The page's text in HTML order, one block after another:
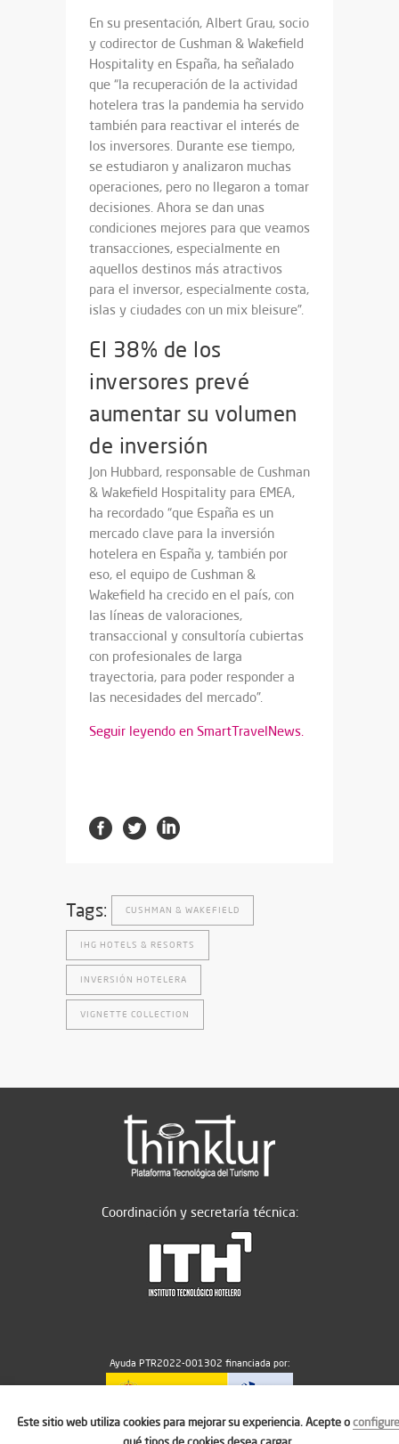
En su presentación, Albert Grau, socio
y codirector de Cushman & Wakefield
Hospitality en España, ha señalado
que “la recuperación de la actividad
hotelera tras la pandemia ha servido
también para reactivar el interés de
los inversores. Durante ese tiempo,
se estudiaron y analizaron muchas
operaciones, pero no llegaron a tomar
decisiones. Ahora se dan unas
condiciones mejores para que veamos
transacciones, especialmente en
aquellos destinos más atractivos
para el inversor, especialmente costa,
islas y ciudades con un mix bleisure”.
El 38% de los
inversores prevé
aumentar su volumen
de inversión
Jon Hubbard, responsable de Cushman
& Wakefield Hospitality para EMEA,
ha recordado “que España es un
mercado clave para la inversión
hotelera en España y, también por
eso, el equipo de Cushman &
Wakefield ha crecido en el país, con
las líneas de valoraciones,
transaccional y consultoría cubiertas
con profesionales de larga
trayectoria, para poder responder a
las necesidades del mercado”.
Seguir leyendo en SmartTravelNews.
Tags: CUSHMAN & WAKEFIELD
IHG HOTELS & RESORTS
INVERSIÓN HOTELERA
VIGNETTE COLLECTION
Coordinación y secretaría técnica:
Ayuda PTR2022-001302 financiada por:
MICIU/AEI/10.13039/501100011033
Este sitio web utiliza cookies para mejorar su experiencia. Acepte oconfigure
qué tipos de cookies desea cargar.